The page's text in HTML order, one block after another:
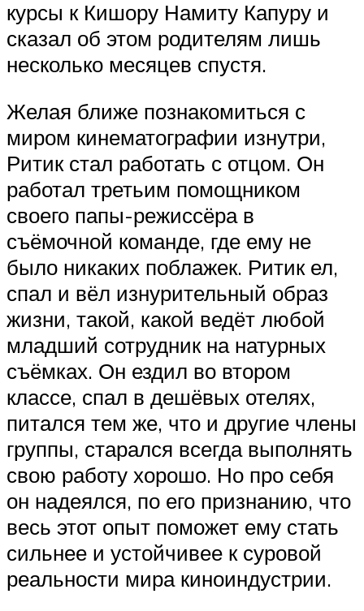
курсы к Кишору Намиту Капуру и
сказал об этом родителям лишь
несколько месяцев спустя.
Желая ближе познакомиться с
миром кинематографии изнутри,
Ритик стал работать с отцом. Он
работал третьим помощником
своего папы-режиссёра в
съёмочной команде, где ему не
было никаких поблажек. Ритик ел,
спал и вёл изнурительный образ
жизни, такой, какой ведёт любой
младший сотрудник на натурных
съёмках. Он ездил во втором
классе, спал в дешёвых отелях,
питался тем же, что и другие члены
группы, старался всегда выполнять
свою работу хорошо. Но про себя
он надеялся, по его признанию, что
весь этот опыт поможет ему стать
сильнее и устойчивее к суровой
реальности мира киноиндустрии.